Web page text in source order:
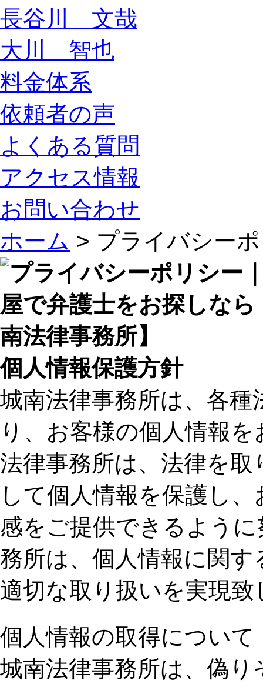
長谷川 文哉
大川 智也
料金体系
依頼者の声
よくある質問
アクセス情報
お問い合わせ
ホーム > プライバシー
個人情報保護方針
城南法律事務所は、各
り、お客様の個人情報
法律事務所は、法律を
して個人情報を保護し
感をご提供できるよう
務所は、個人情報に関
適切な取り扱いを実現致
個人情報の取得について
城南法律事務所は、偽